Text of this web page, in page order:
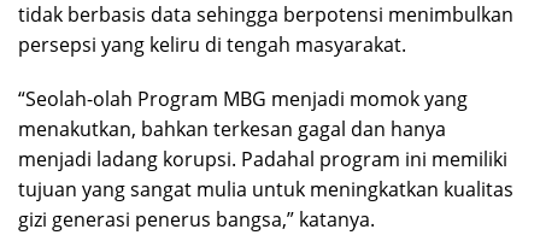
tidak berbasis data sehingga berpotensi menimbulkan
persepsi yang keliru di tengah masyarakat.
“Seolah-olah Program MBG menjadi momok yang
menakutkan, bahkan terkesan gagal dan hanya
menjadi ladang korupsi. Padahal program ini memiliki
tujuan yang sangat mulia untuk meningkatkan kualitas
gizi generasi penerus bangsa,” katanya.